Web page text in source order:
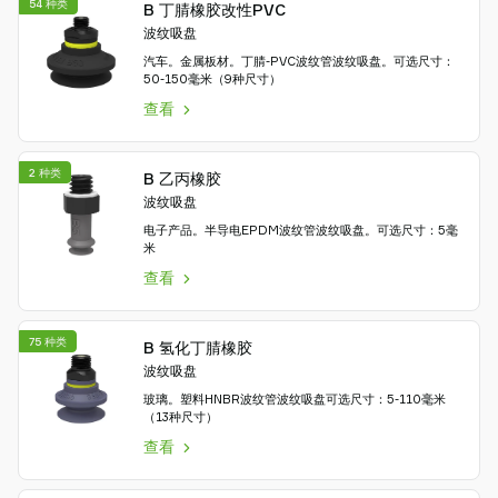
B 丁腈橡胶改性PVC
波纹吸盘
汽车。金属板材。丁腈-PVC波纹管波纹吸盘。可选尺寸：
50-150毫米（9种尺寸）
查看
54 种类
B 乙丙橡胶
波纹吸盘
电子产品。半导电EPDM波纹管波纹吸盘。可选尺寸：5毫
米
查看
2 种类
B 氢化丁腈橡胶
波纹吸盘
玻璃。塑料HNBR波纹管波纹吸盘可选尺寸：5-110毫米
（13种尺寸）
查看
75 种类